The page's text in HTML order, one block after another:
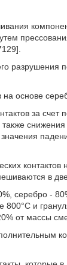
разрушения
основе
за
в
серебро -
800°С и
от массы